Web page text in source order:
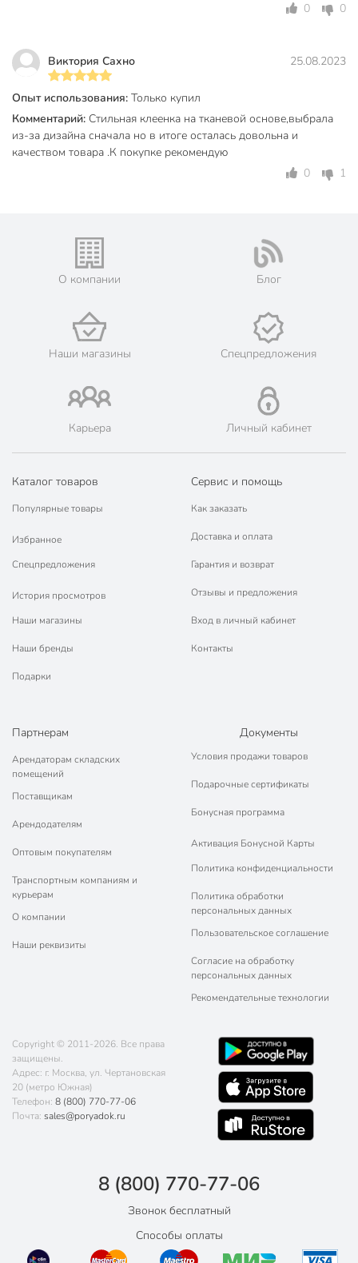
2000х139 см
Артикул производителя
Модель
Габариты упаковки
10 x 10 x 140 см
0
0
Виктория Сахно 25.08.2023
Опыт использования: Только купил
Комментарий: Стильная клеенка на тканевой основе,выбрала
из-за дизайна сначала но в итоге осталась довольна и
качеством товара .К покупке рекомендую
0
1
О компании Блог
Наши магазины Спецпредложения
Карьера Личный кабинет
Каталог товаров
Популярные товары
Избранное
Спецпредложения
История просмотров
Наши магазины
Наши бренды
Подарки
Сервис и помощь
Как заказать
Доставка и оплата
Гарантия и возврат
Отзывы и предложения
Вход в личный кабинет
Контакты
Партнерам
Арендаторам складских
помещений
Поставщикам
Арендодателям
Оптовым покупателям
Транспортным компаниям и
курьерам
О компании
Наши реквизиты
Документы
Условия продажи товаров
Подарочные сертификаты
Бонусная программа
Активация Бонусной Карты
Политика конфиденциальности
Политика обработки
персональных данных
Пользовательское соглашение
Согласие на обработку
персональных данных
Рекомендательные технологии
Copyright © 2011-2026. Все права
защищены.
Адрес: г. Москва, ул. Чертановская
20 (метро Южная)
Телефон: 8 (800) 770-77-06
Почта: sales@poryadok.ru
8 (800) 770-77-06
Звонок бесплатный
Способы оплаты